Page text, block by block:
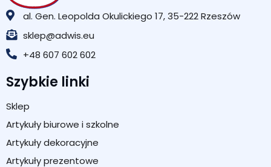
al. Gen. Leopolda Okulickiego 17, 35-222 Rzeszów
sklep@adwis.eu
+48 607 602 602
Szybkie linki
Sklep
Artykuły biurowe i szkolne
Artykuły dekoracyjne
Artykuły prezentowe